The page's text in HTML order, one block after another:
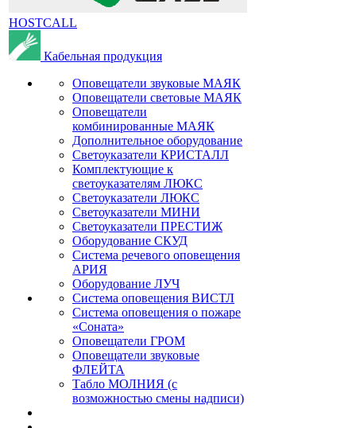
HOSTCALL
Кабельная продукция
Оповещатели звуковые МАЯК
Оповещатели световые МАЯК
Оповещатели
комбинированные МАЯК
Дополнительное оборудование
Светоуказатели КРИСТАЛЛ
Комплектующие к
светоуказателям ЛЮКС
Светоуказатели ЛЮКС
Светоуказатели МИНИ
Светоуказатели ПРЕСТИЖ
Оборудование СКУД
Система речевого оповещения
АРИЯ
Оборудование ЛУЧ
Система оповещения ВИСТЛ
Система оповещения о пожаре
«Соната»
Оповещатели ГРОМ
Оповещатели звуковые
ФЛЕЙТА
Табло МОЛНИЯ (с
возможностью смены надписи)